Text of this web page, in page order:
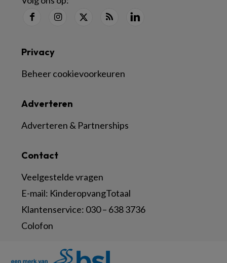
Contact
Veelgestelde vragen
E-mail: KinderopvangTotaal
Klantenservice: 030 – 638 3736
Colofon
Adverteren
Adverteren & Partnerships
Privacy
Beheer cookievoorkeuren